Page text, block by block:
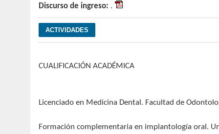
Discurso de ingreso: .
CUALIFICACIÓN ACADÉMICA
Licenciado en Medicina Dental. Facultad de
Formación complementaria en implantología oral.